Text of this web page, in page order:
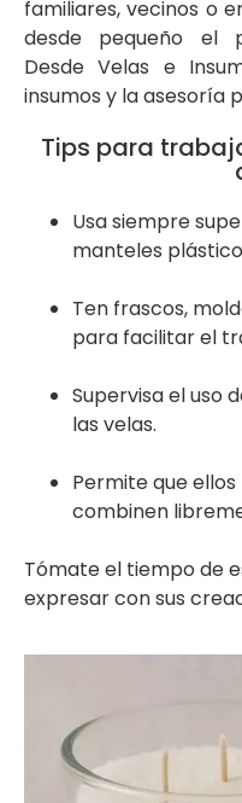
familiares, vecinos o
desde pequeño el
Desde Velas e
insumos y la asesoría
Tips para
Usa siempre
manteles
Ten frascos,
para facilitar el
Supervisa el uso
las velas.
Permite que
combinen
Tómate el tiempo de
expresar con sus